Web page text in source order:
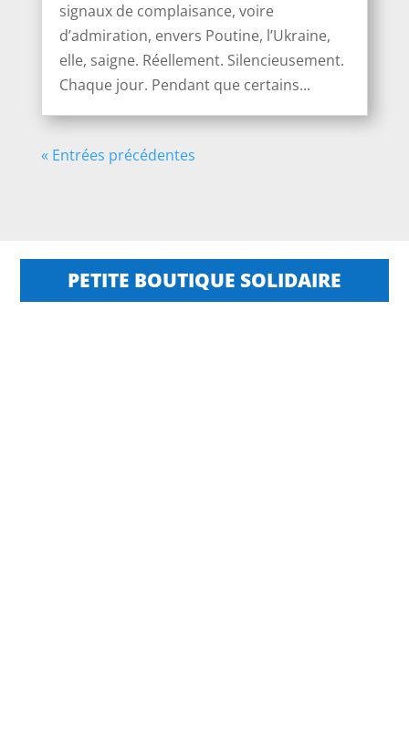
signaux de complaisance, voire
d’admiration, envers Poutine, l’Ukraine,
elle, saigne. Réellement. Silencieusement.
Chaque jour. Pendant que certains...
« Entrées précédentes
PETITE BOUTIQUE SOLIDAIRE